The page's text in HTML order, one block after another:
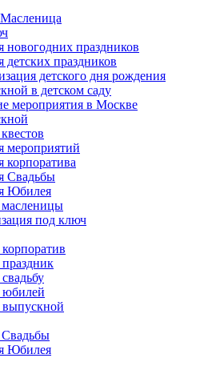
новогодних праздников
детских праздников
детского дня рождения
в детском саду
мероприятия в Москве
мероприятий
корпоратива
Свадьбы
Юбилея
под ключ
Юбилея